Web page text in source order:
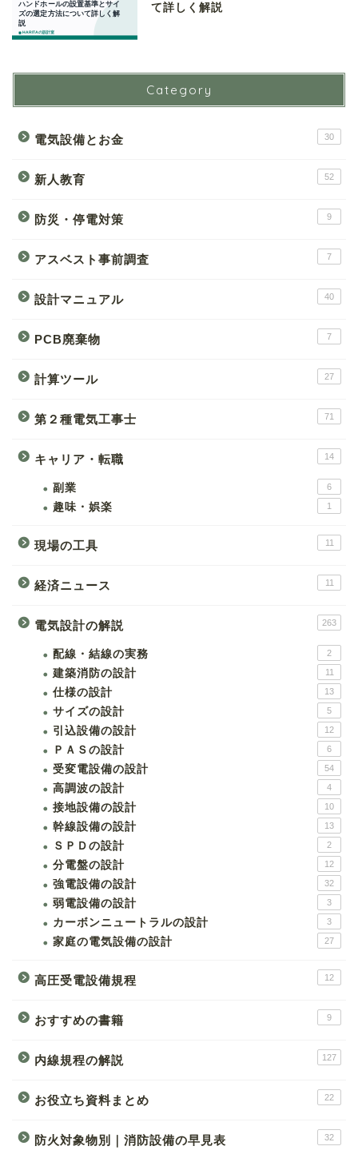
て詳しく解説
Category
電気設備とお金 30
新人教育 52
防災・停電対策 9
アスベスト事前調査 7
設計マニュアル 40
PCB廃棄物 7
計算ツール 27
第２種電気工事士 71
キャリア・転職 14
副業 6
趣味・娯楽 1
現場の工具 11
経済ニュース 11
電気設計の解説 263
配線・結線の実務 2
建築消防の設計 11
仕様の設計 13
サイズの設計 5
引込設備の設計 12
ＰＡＳの設計 6
受変電設備の設計 54
高調波の設計 4
接地設備の設計 10
幹線設備の設計 13
ＳＰＤの設計 2
分電盤の設計 12
強電設備の設計 32
弱電設備の設計 3
カーボンニュートラルの設計 3
家庭の電気設備の設計 27
高圧受電設備規程 12
おすすめの書籍 9
内線規程の解説 127
お役立ち資料まとめ 22
防火対象物別｜消防設備の早見表 32